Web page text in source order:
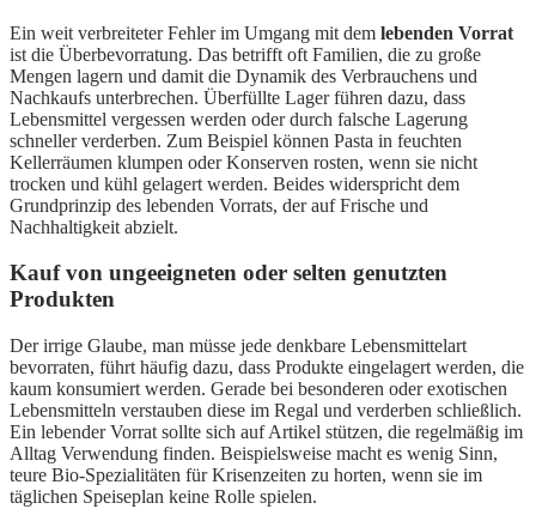
Ein weit verbreiteter Fehler im Umgang mit dem lebenden Vorrat
ist die Überbevorratung. Das betrifft oft Familien, die zu große
Mengen lagern und damit die Dynamik des Verbrauchens und
Nachkaufs unterbrechen. Überfüllte Lager führen dazu, dass
Lebensmittel vergessen werden oder durch falsche Lagerung
schneller verderben. Zum Beispiel können Pasta in feuchten
Kellerräumen klumpen oder Konserven rosten, wenn sie nicht
trocken und kühl gelagert werden. Beides widerspricht dem
Grundprinzip des lebenden Vorrats, der auf Frische und
Nachhaltigkeit abzielt.
Kauf von ungeeigneten oder selten genutzten
Produkten
Der irrige Glaube, man müsse jede denkbare Lebensmittelart
bevorraten, führt häufig dazu, dass Produkte eingelagert werden, die
kaum konsumiert werden. Gerade bei besonderen oder exotischen
Lebensmitteln verstauben diese im Regal und verderben schließlich.
Ein lebender Vorrat sollte sich auf Artikel stützen, die regelmäßig im
Alltag Verwendung finden. Beispielsweise macht es wenig Sinn,
teure Bio-Spezialitäten für Krisenzeiten zu horten, wenn sie im
täglichen Speiseplan keine Rolle spielen.